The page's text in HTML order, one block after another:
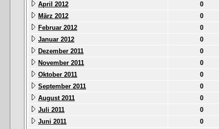
April 2012
0
März 2012
0
Februar 2012
0
Januar 2012
0
Dezember 2011
0
November 2011
0
Oktober 2011
0
September 2011
0
August 2011
0
Juli 2011
0
Juni 2011
0